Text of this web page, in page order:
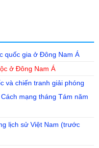
quốc gia ở Đông Nam Á
ở Đông Nam Á
và chiến tranh giải phóng
mạng tháng Tám năm
lịch sử Việt Nam (trước